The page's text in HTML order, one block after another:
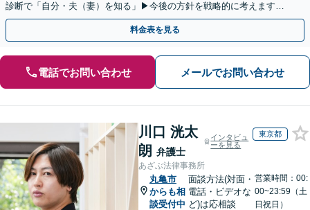
診断で「自分・夫（妻）を知る」▶︎今後の方針を戦略的に考えます！
【休日夜間／オンライン相談OK】
料金表を見る
電話でお問い合わせ メールでお問い合わせ
川口 洸太
朗 弁護士
インタビュ
ーを見る
東京都
あざぶ法律事務所
丸亀市
からも相
談受付中
面談方法(対面・
電話・ビデオな
ど)は応相談
営業時間：00:
00~23:59（土
日祝日）